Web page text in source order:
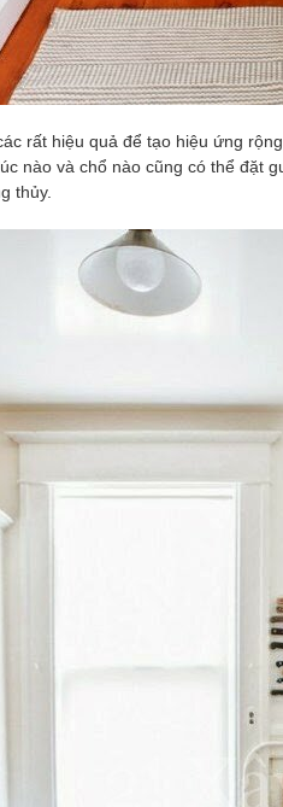
rất hiệu quả để tạo hiệu ứng
nào và chổ nào cũng có thể đặt
thủy.